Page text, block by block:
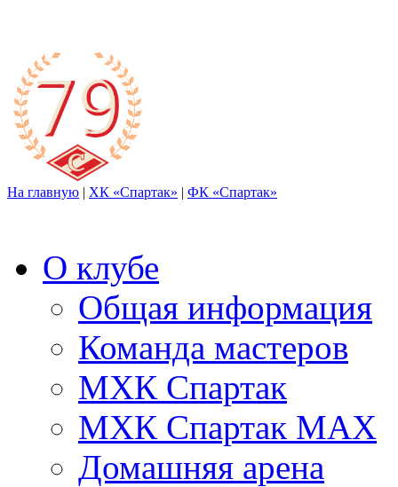
На главную | ХК «Спартак» | ФК «Спартак»
О клубе
Общая информация
Команда мастеров
МХК Спартак
МХК Спартак МАХ
Домашняя арена